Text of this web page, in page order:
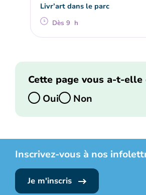
Livr’art dans le parc
Dès 9 h
Cette page vous a-t-
Oui
Non
Inscrivez-vous à nos
Je m'inscris